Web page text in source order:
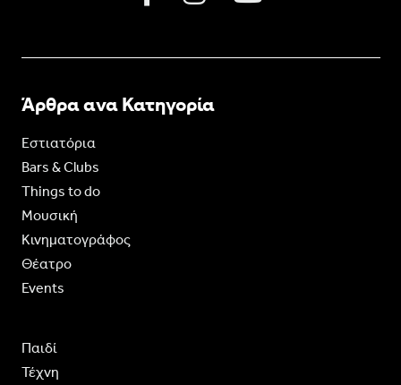
Άρθρα ανα Κατηγορία
Εστιατόρια
Bars & Clubs
Things to do
Moυσική
Κινηματογράφος
Θέατρο
Events
Παιδί
Τέχνη